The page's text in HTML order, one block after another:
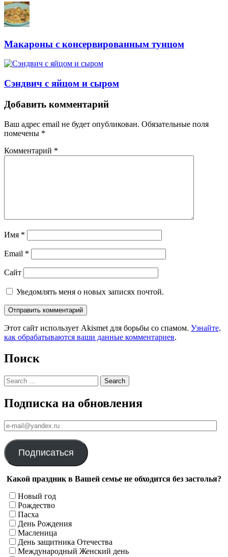
Макароны с консервированным тунцом
Сэндвич с яйцом и сыром
Навигация
Добавить комментарий
Ваш адрес email не будет опубликован. Обязательные поля
помечены *
Комментарий *
Имя *
Email *
Сайт
Уведомлять меня о новых записях почтой.
Этот сайт использует Akismet для борьбы со спамом. Узнайте,
как обрабатываются ваши данные комментариев.
Поиск
Search
Подписка на обновления
е-
mail@yandex.ru
Подписаться
Какой праздник в Вашей семье не обходится без застолья?
Новый год
Рождество
Пасха
День Рождения
Масленица
День защитника Отечества
Международный Женский день